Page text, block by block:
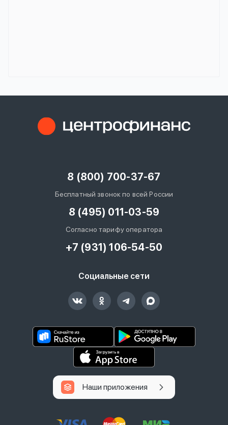
8 (800) 700-37-67
Бесплатный звонок по всей России
8 (495) 011-03-59
Согласно тарифу оператора
+7 (931) 106-54-50
Социальные сети
Наши приложения